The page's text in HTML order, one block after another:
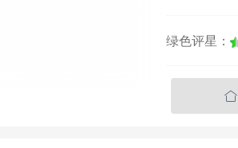
绿色评星：
